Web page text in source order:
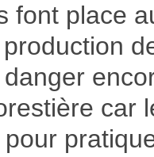
font place